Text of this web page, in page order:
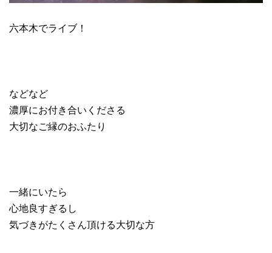
六本木でライブ！
などなど
濃厚にお付き合いくださる
大切なご縁のおふたり
一緒にいたら
心地良すぎるし
気づきがたくさん頂ける大切な方